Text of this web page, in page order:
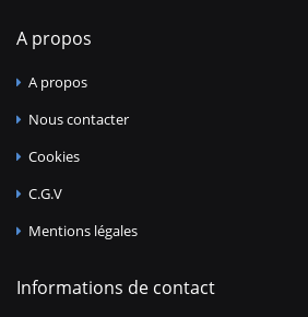
A propos
A propos
Nous contacter
Cookies
C.G.V
Mentions légales
Informations de contact